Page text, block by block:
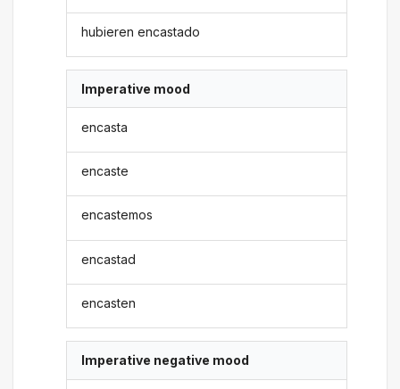
hubieren encastado
Imperative mood
encasta
encaste
encastemos
encastad
encasten
Imperative negative mood